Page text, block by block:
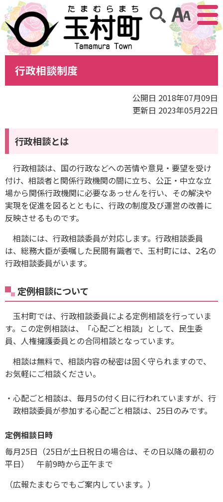
アクセ
サイト内検索
行政相談制度
公開日 2018年07月09日
更新日 2023年05月22日
行政相談とは
行政相談は、国の行政などへの苦情や意見・要望を受け
付け、相談者と関係行政機関の間に立ち、公正・中立な立
場から関係行政機関に必要なあっせんを行い、その解決や
実現を促進を図るとともに、行政の制度及び運営の改善に
反映させるものです。
相談には、行政相談委員が対応します。行政相談委員
は、総務大臣が委嘱した民間有識者で、玉村町には、2名の
行政相談委員がいます。
定例相談について
玉村町では、行政相談委員による定例相談を行っていま
す。この定例相談は、「心配ごと相談」として、民生委
員、人権擁護委員との合同相談となっています。
相談は無料で、相談内容の秘密は固く守られますので、
お気軽にご相談ください。
心配ごと相談は、毎月5の付く日に行われていますが、行
政相談委員が参加する心配ごと相談は、25日のみです。
定例相談日時
毎月25日（25日が土日祝日の場合は、その日以降の最初の
平日） 午前9時から正午まで
（広報たまむらでもご案内しています。）